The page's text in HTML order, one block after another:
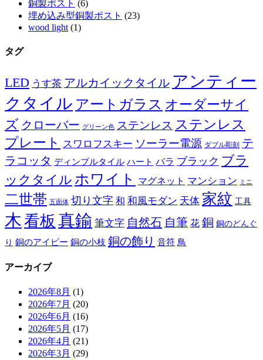
銅製ポスト (6)
埋め込み型銅製ポスト (23)
wood light (1)
タグ
LED うす茶 アルカイックタイル アンティー
クタイル アートガラス オーダーサイ
ズ クローバー グリーン色 ステンレス ステンレス
プレート スワロフスキー ソーラー電源 ダブル彫刻 テ
ラコッタ ディンプルタイル ハート バラ ブラック ブラ
ックタイル ホワイト マグネット マンション ミニ
二世帯 五面体 切り文字 和 和風モダン 天体 家紋 工具
木看板 真鍮 筆文字 自然石 自筆 花 銅 銅のどんぐ
り 銅のアイビー 銅の小枝 銅の飾り 音符 鳥
アーカイブ
2026年8月 (1)
2026年7月 (20)
2026年6月 (16)
2026年5月 (17)
2026年4月 (21)
2026年3月 (29)